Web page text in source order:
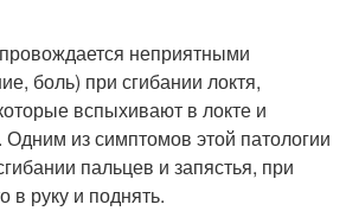
неприятными
боль) при сгибании локтя,
вспыхивают в локте и
Одним из симптомов этой патологии
пальцев и запястья, при
в руку и поднять.